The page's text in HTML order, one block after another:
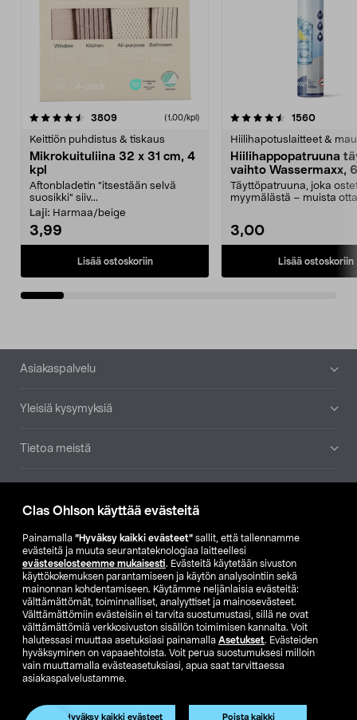
Clas Ohlson käyttää evästeitä
Painamalla ”Hyväksy kaikki evästeet” sallit, että tallennamme
evästeitä ja muuta seurantateknologiaa laitteellesi
evästeselosteemme mukaisesti. Evästeitä käytetään sivuston
käyttökokemuksen parantamiseen ja käytön analysointiin sekä
mainonnan kohdentamiseen. Käytämme neljänlaisia evästeitä:
välttämättömät, toiminnalliset, analyyttiset ja mainosevästeet.
Välttämättömiin evästeisiin ei tarvita suostumustasi, sillä ne ovat
välttämättömiä verkkosivuston sisällön toimimisen kannalta. Voit
halutessasi muuttaa asetuksiasi painamalla Asetukset. Evästeiden
hyväksyminen on vapaaehtoista. Voit perua suostumuksesi milloin
vain muuttamalla evästeasetuksiasi, apua saat tarvittaessa
asiakaspalvelustamme.
Hyväksy kaikki evästeet Poista kaikki
3809arvostelut (1,00/kpl)
Keittiön puhdistus & tiskaus
Mikrokuituliina 32 x 31 cm, 4
kpl
Aftonbladetin "itsestään selvä
suosikki" siiv...
Laji: Harmaa/beige
3,99
Lisää ostoskoriin
4.5viidestä
1560
Hiilihapotuslaitteet &
Hiilihappopatruuna
vaihto Wassermaxx,
Täyttöpatruuna, joka
myymälästä – muista
3,00
Lisää ostoskoriin
4.5viidestä
Alatunniste
Asiakaspalvelu
Yleisiä kysymyksiä
Tietoa meistä
Etsi myymälä
SE NO FI
FI SV